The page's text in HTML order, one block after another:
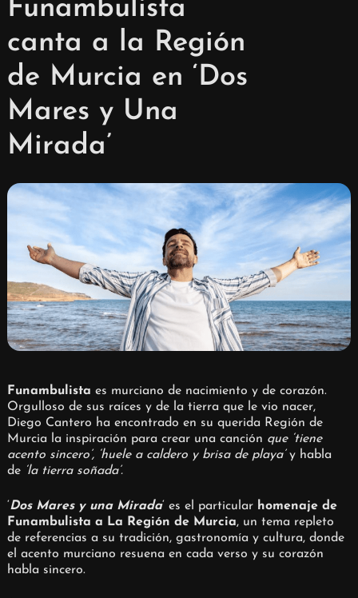
Funambulista
canta a la Región
de Murcia en ‘Dos
Mares y Una
Mirada’
Funambulista es murciano de nacimiento y de corazón.
Orgulloso de sus raíces y de la tierra que le vio nacer,
Diego Cantero ha encontrado en su querida Región de
Murcia la inspiración para crear una canción que ‘tiene
acento sincero’, ‘huele a caldero y brisa de playa’y habla
de ‘la tierra soñada’.
‘Dos Mares y una Mirada‘ es el particular homenaje de
Funambulista a La Región de Murcia, un tema repleto
de referencias a su tradición, gastronomía y cultura, donde
el acento murciano resuena en cada verso y su corazón
habla sincero.